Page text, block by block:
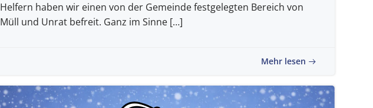
Helfern haben wir einen von der Gemeinde festgelegten Bereich von
Müll und Unrat befreit. Ganz im Sinne […]
Mehr lesen